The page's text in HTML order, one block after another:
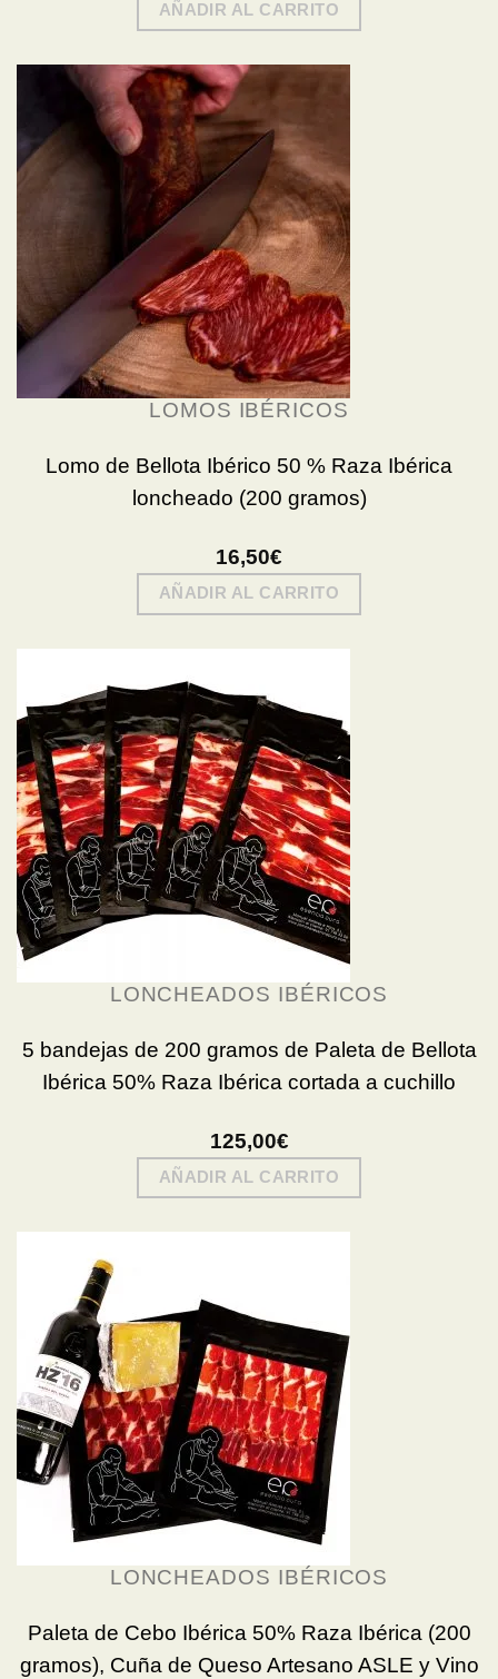
AÑADIR AL CARRITO
LOMOS IBÉRICOS
Lomo de Bellota Ibérico 50 % Raza Ibérica
loncheado (200 gramos)
16,50€
AÑADIR AL CARRITO
LONCHEADOS IBÉRICOS
5 bandejas de 200 gramos de Paleta de Bellota
Ibérica 50% Raza Ibérica cortada a cuchillo
125,00€
AÑADIR AL CARRITO
LONCHEADOS IBÉRICOS
Paleta de Cebo Ibérica 50% Raza Ibérica (200
gramos), Cuña de Queso Artesano ASLE y Vino